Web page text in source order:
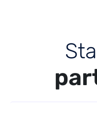
Sta
par